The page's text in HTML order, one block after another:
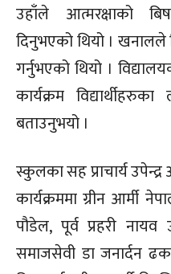
उहाँले आत्मरक्षाको
दिनुभएको थियो । खनालले
गर्नुभएको थियो ।
कार्यक्रम
बताउनुभयो ।
स्कुलका सह प्राचार्य
कार्यक्रममा ग्रीन आर्मी
पौडेल, पूर्व प्रहरी
समाजसेवी डा जनार्दन